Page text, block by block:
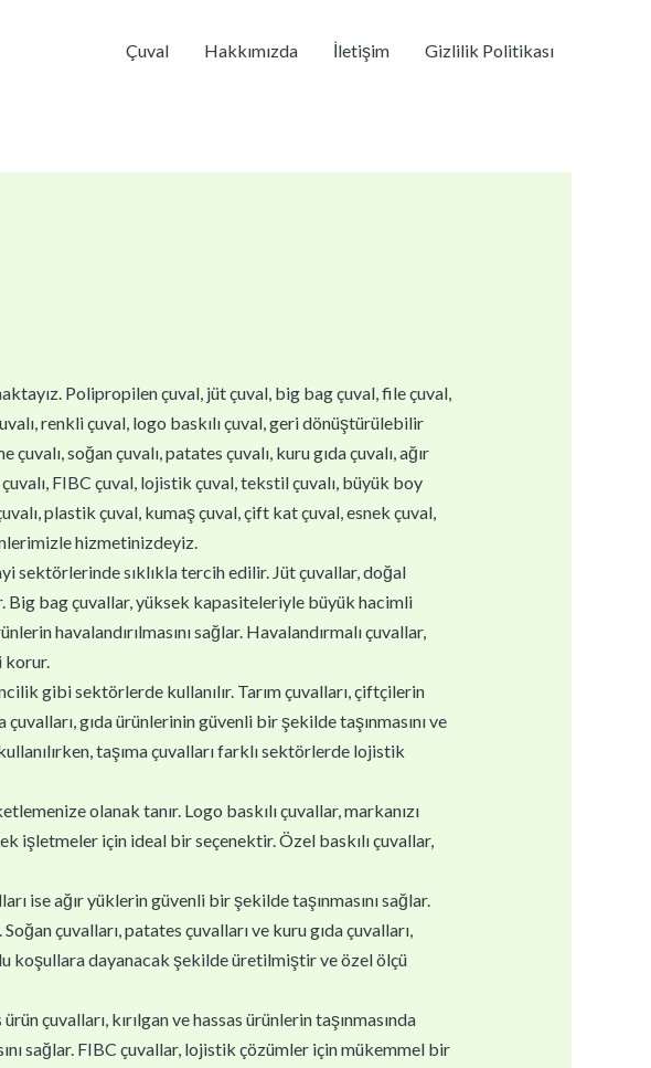
Çuval Hakkımızda İletişim Gizlilik Politikası
Polipropilen çuval, jüt çuval, big bag çuval, file çuval,
renkli çuval, logo baskılı çuval, geri dönüştürülebilir
soğan çuvalı, patates çuvalı, kuru gıda çuvalı, ağır
FIBC çuval, lojistik çuval, tekstil çuvalı, büyük boy
plastik çuval, kumaş çuval, çift kat çuval, esnek çuval,
hizmetinizdeyiz.
sektörlerinde sıklıkla tercih edilir. Jüt çuvallar, doğal
Big bag çuvallar, yüksek kapasiteleriyle büyük hacimli
havalandırılmasını sağlar. Havalandırmalı çuvallar,
korur.
gibi sektörlerde kullanılır. Tarım çuvalları, çiftçilerin
gıda ürünlerinin güvenli bir şekilde taşınmasını ve
taşıma çuvalları farklı sektörlerde lojistik
olanak tanır. Logo baskılı çuvallar, markanızı
işletmeler için ideal bir seçenektir. Özel baskılı çuvallar,
ise ağır yüklerin güvenli bir şekilde taşınmasını sağlar.
çuvalları, patates çuvalları ve kuru gıda çuvalları,
koşullara dayanacak şekilde üretilmiştir ve özel ölçü
çuvalları, kırılgan ve hassas ürünlerin taşınmasında
sağlar. FIBC çuvallar, lojistik çözümler için mükemmel bir